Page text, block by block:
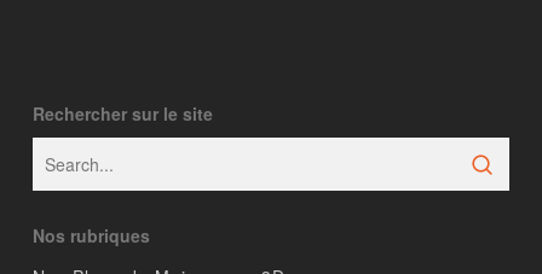
Rechercher sur le site
Nos rubriques